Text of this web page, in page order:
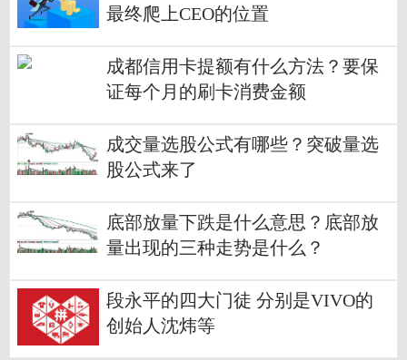
最终爬上CEO的位置
成都信用卡提额有什么方法？要保
证每个月的刷卡消费金额
成交量选股公式有哪些？突破量选
股公式来了
底部放量下跌是什么意思？底部放
量出现的三种走势是什么？
段永平的四大门徒 分别是VIVO的
创始人沈炜等